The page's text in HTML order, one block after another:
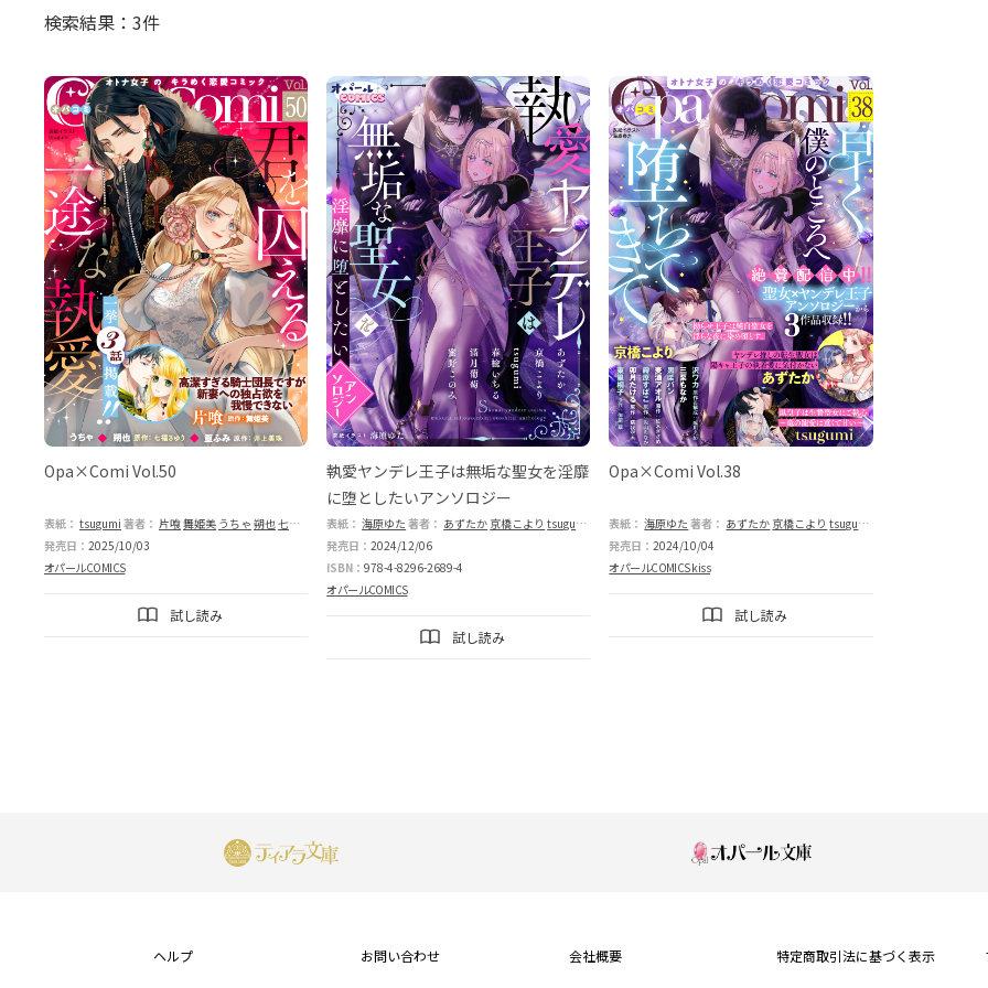
検索結果：3件
Opa×Comi Vol.50
表紙： tsugumi 著者： 片喰舞姫美 うちゃ 朔也七福さゆり 篁ふみ井上美珠
発売日： 2025/10/03
オパールCOMICS
試し読み
執愛ヤンデレ王子は無垢な聖女を淫靡
に堕としたいアンソロジー
表紙：海原ゆた 著者： あずたか 京橋こより tsugumi 春楡いちる滿月葡萄蜜野このみ
発売日：2024/12/06
ISBN：978-4-8296-2689-4
オパールCOMICS
試し読み
Opa×Comi Vol.38
表紙：海原ゆた 著者： あずたか 京橋こより tsugumi
発売日：2024/10/04
オパールCOMICS kiss
試し読み
ヘルプ お問い合わせ 会社概要 特定商取引法に基づく表示